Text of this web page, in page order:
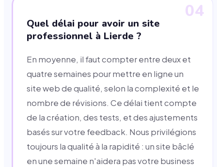
04
Quel délai pour avoir un site
professionnel à Lierde ?
En moyenne, il faut compter entre deux et
quatre semaines pour mettre en ligne un
site web de qualité, selon la complexité et le
nombre de révisions. Ce délai tient compte
de la création, des tests, et des ajustements
basés sur votre feedback. Nous privilégions
toujours la qualité à la rapidité : un site bâclé
en une semaine n'aidera pas votre business